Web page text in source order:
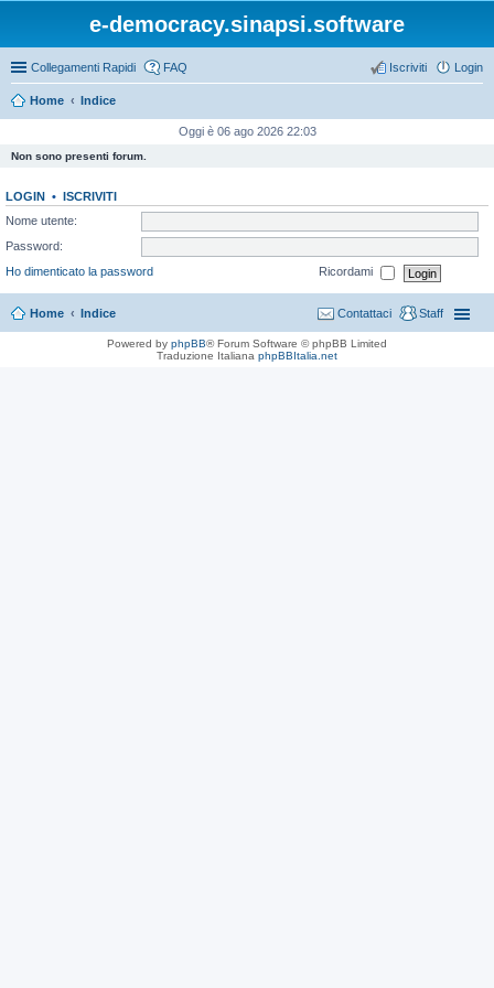
e-democracy.sinapsi.software
Collegamenti Rapidi FAQ Login
Iscriviti
Home Indice
Oggi è 06 ago 2026 22:03
Non sono presenti forum.
LOGIN • ISCRIVITI
Nome utente:
Password:
Ho dimenticato la password
Ricordami
Home Indice Staff
Contattaci
Powered by phpBB® Forum Software © phpBB Limited
Traduzione Italiana phpBBItalia.net